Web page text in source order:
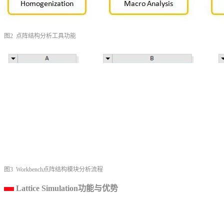
图2 点阵结构分析工具功能
图3 Workbench点阵结构模块分析流程
Lattice Simulation功能与优势